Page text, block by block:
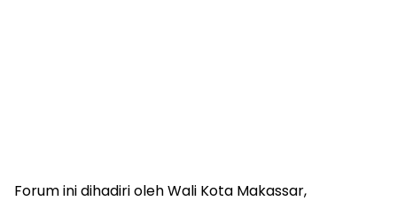
Forum ini dihadiri oleh Wali Kota Makassar,